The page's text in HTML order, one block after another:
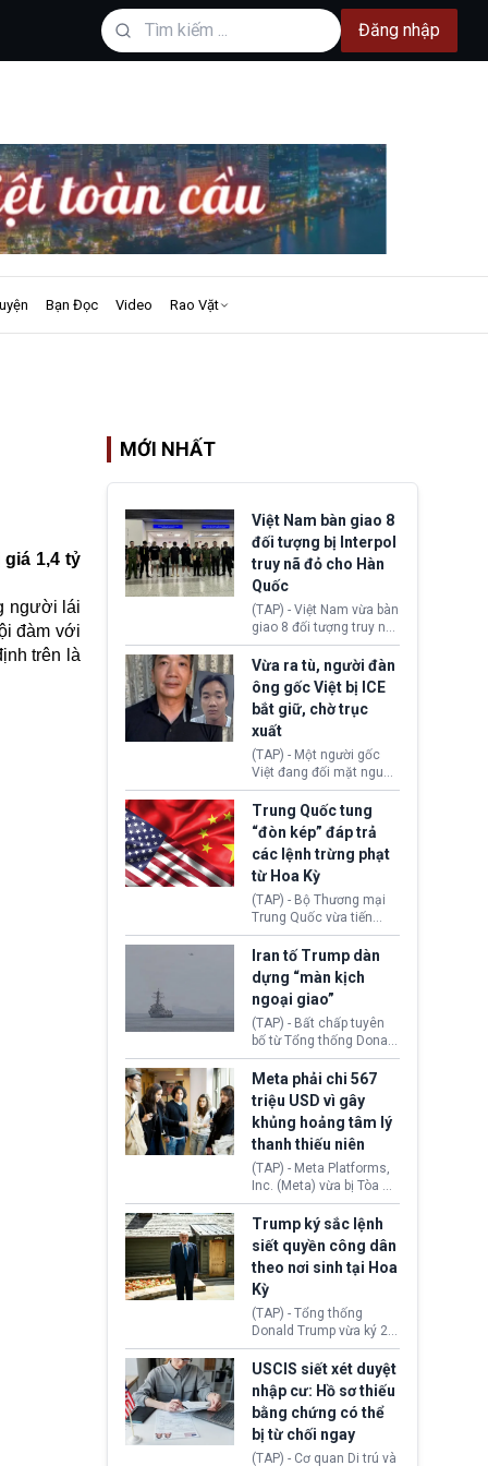
Đăng nhập
Bạn Đọc Video Rao Vặt
1,4 tỷ
người lái
đàm với
trên là
MỚI NHẤT
Việt Nam bàn giao 8
đối tượng bị Interpol
truy nã đỏ cho Hàn
Quốc
(TAP) - Việt Nam vừa bàn
giao 8 đối tượng truy nã
đỏ Interpol cho lực lượng
chức năng Hàn Quốc.
Nhóm này bị xác định
lừa đảo 619 nạn nhân,
chiếm đoạt hơn 17,7 tỷ
KRW.
Vừa ra tù, người đàn
ông gốc Việt bị ICE
bắt giữ, chờ trục
xuất
(TAP) - Một người gốc
Việt đang đối mặt nguy
cơ bị trục xuất khỏi Hoa
Kỳ sau khi đã chấp hành
xong bản án liên quan
đến tội ác từ hơn 30
năm trước tại California.
Trung Quốc tung
“đòn kép” đáp trả
các lệnh trừng phạt
từ Hoa Kỳ
(TAP) - Bộ Thương mại
Trung Quốc vừa tiến
hành áp đặt lệnh trừng
phạt lên hàng loạt thực
thể và siết chặt kiểm
soát xuất khẩu máy bay
không người lái (UAV)
sang Hoa Kỳ. Động thái
này nhằm đáp trả các
biện pháp hạn chế
thương mại, áp thuế mới
cùng lệnh cấm công
nghệ gần đây từ phía
Washington.
Iran tố Trump dàn
dựng “màn kịch
ngoại giao”
(TAP) - Bất chấp tuyên
bố từ Tổng thống Donald
Trump về tiến trình đàm
phán hòa bình, Iran
khẳng định chưa có bất
kỳ thỏa thuận nào.
Tehran cho rằng, Hoa Kỳ
chỉ đang dàn dựng “màn
kịch ngoại giao” để xoa
dịu căng thẳng.
Meta phải chi 567
triệu USD vì gây
khủng hoảng tâm lý
thanh thiếu niên
(TAP) - Meta Platforms,
Inc. (Meta) vừa bị Tòa án
bang New Mexico yêu
cầu đóng góp 567 triệu
USD vào một quỹ khắc
phục hậu quả. Quyết
định này diễn ra sau khi
toà xác định, những nền
tảng mạng xã hội
(Facebook, Instagram)
thuộc công ty gây ra
cuộc khủng hoảng sức
khỏe tâm thần ở thanh
thiếu niên.
Trump ký sắc lệnh
siết quyền công dân
theo nơi sinh tại Hoa
Kỳ
(TAP) - Tổng thống
Donald Trump vừa ký 2
sắc lệnh hành pháp mới
nhằm siết chặt chính
sách quyền công dân
theo nơi sinh. Động thái
diễn ra sau khi Tòa án
Tối cao Hoa Kỳ
(SCOTUS) hôm 30/7
USCIS siết xét duyệt
nhập cư: Hồ sơ thiếu
bằng chứng có thể
bị từ chối ngay
(TAP) - Cơ quan Di trú và